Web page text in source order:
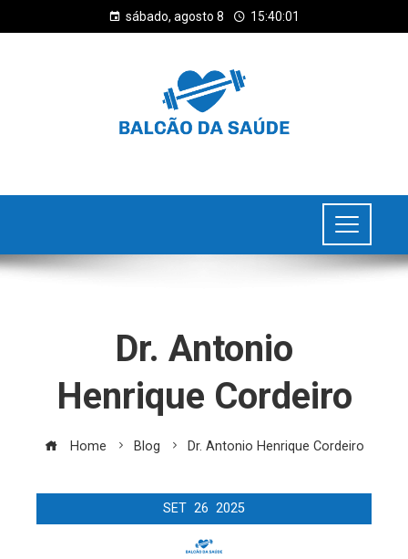
sábado, agosto 8 15:40:01
Dr. Antonio
Henrique Cordeiro
Home Blog Dr. Antonio Henrique Cordeiro
SET 26 2025